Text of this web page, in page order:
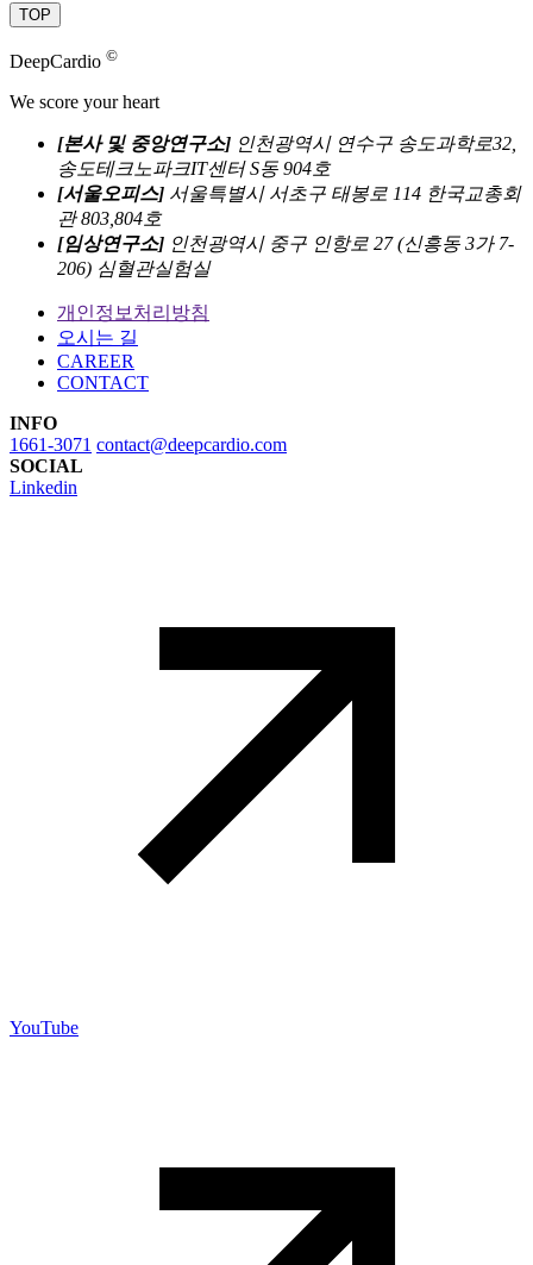
TOP
DeepCardio ©
We score your heart
[본사 및 중앙연구소] 인천광역시 연수구 송도과학로32,
송도테크노파크IT센터 S동 904호
[서울오피스] 서울특별시 서초구 태봉로 114 한국교총회
관 803,804호
[임상연구소] 인천광역시 중구 인항로 27 (신흥동 3가 7-
206) 심혈관실험실
개인정보처리방침
오시는 길
CAREER
CONTACT
INFO
1661-3071 contact@deepcardio.com
SOCIAL
Linkedin
YouTube